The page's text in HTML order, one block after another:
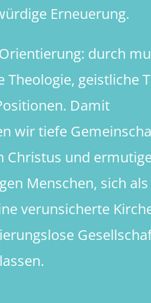
Erneuerung.
durch
Theologie, geistliche
Damit
wir tiefe
Christus und
Menschen, sich
verunsicherte